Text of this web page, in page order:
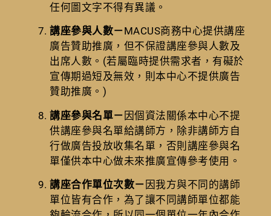
任何圖文字不得有異議。
講座參與人數－MACUS商務中心提供講座
廣告贊助推廣，但不保證講座參與人數及
出席人數。(若屬臨時提供需求者，有礙於
宣傳期過短及無效，則本中心不提供廣告
贊助推廣。)
講座參與名單－ 因個資法關係本中心不提
供講座參與名單給講師方，除非講師方自
行做廣告投放收集名單，否則講座參與名
單僅供本中心做未來推廣宣傳參考使用。
講座合作單位次數－ 因我方與不同的講師
單位皆有合作，為了讓不同講師單位都能